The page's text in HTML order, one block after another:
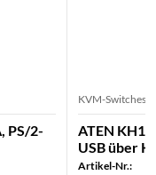
PS/2-
KVM-Switches,
ATEN
USB über
Artikel-Nr.: